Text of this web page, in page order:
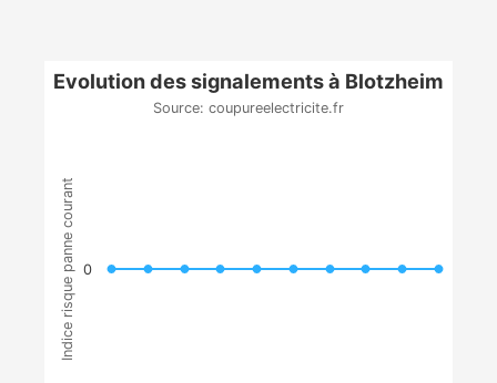
Indice risque panne courant
Evolution des signalements à Blotzheim
Source: coupureelectricite.fr
0